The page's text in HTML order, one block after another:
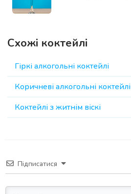
Схожі коктейлі
Гіркі алкогольні коктейлі
Коричневі алкогольні коктейлі
Коктейлі з житнім віскі
Підписатися